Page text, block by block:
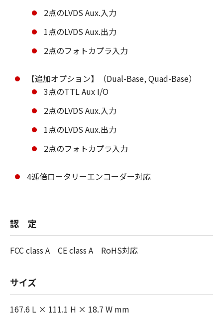
2点のLVDS Aux.入力
1点のLVDS Aux.出力
2点のフォトカプラ入力
【追加オプション】（Dual-Base, Quad-Base）
3点のTTL Aux I/O
2点のLVDS Aux.入力
1点のLVDS Aux.出力
2点のフォトカプラ入力
4逓倍ロータリーエンコーダー対応
認 定
FCC class A CE class A RoHS対応
サイズ
167.6 L × 111.1 H × 18.7 W mm